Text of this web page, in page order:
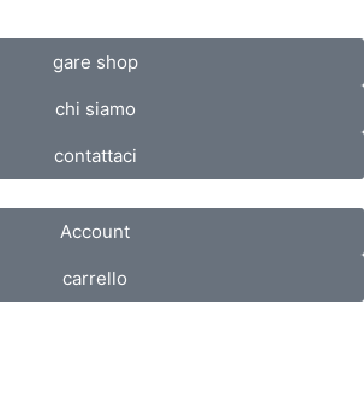
gare shop
chi siamo
contattaci
Account
carrello